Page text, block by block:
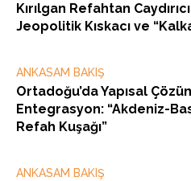
Kırılgan Refahtan
Jeopolitik Kıskacı ve
ANKASAM BAKIŞ
Ortadoğu’da Yapısal
Entegrasyon: “Akdeniz-
Refah Kuşağı”
ANKASAM BAKIŞ